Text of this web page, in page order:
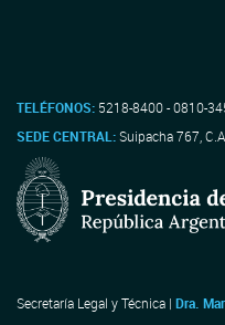
TELÉFONOS: 5218-8400 - 0810-
SEDE CENTRAL:Suipacha 767,
Secretaría Legal y Técnica | Dra.